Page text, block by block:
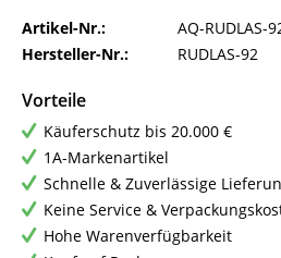
Artikel-Nr.:
AQ-RUDLAS-
Hersteller-Nr.:
RUDLAS-92
Vorteile
Käuferschutz bis 20.000 €
1A-Markenartikel
Schnelle & Zuverlässige
Keine Service &
Hohe Warenverfügbarkeit